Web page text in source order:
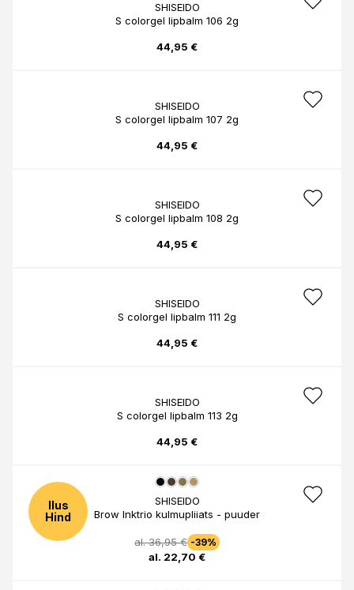
SHISEIDO
S colorgel lipbalm 106 2g
44,95 €
SHISEIDO
S colorgel lipbalm 107 2g
44,95 €
SHISEIDO
S colorgel lipbalm 108 2g
44,95 €
SHISEIDO
S colorgel lipbalm 111 2g
44,95 €
SHISEIDO
S colorgel lipbalm 113 2g
44,95 €
Ilus
Hind
SHISEIDO
Brow Inktrio kulmupliiats - puuder
al. 36,95 € -39%
al. 22,70 €